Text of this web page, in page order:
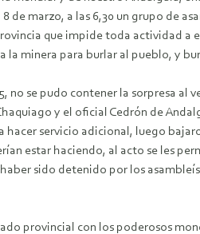
marzo, a las 6,30 un grupo de
que impide toda actividad a
la minera para burlar al pueblo, y
no se pudo contener la sorpresa
y el oficial Cedrón de
hacer servicio adicional, luego
estar haciendo, al acto se les
sido detenido por los
provincial con los poderosos